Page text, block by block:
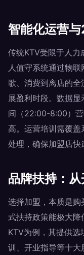
智能化运营
传统KTV受限于人
人值守系统通过物
歌、消费到离店的
展盈利时段。数据
间（22:00-8:00）
高。运营培训需覆
处理，确保加盟店快
品牌扶持：
选择加盟，本质是
式扶持政策能极大
KTV为例，其提供
训、开业指导等十